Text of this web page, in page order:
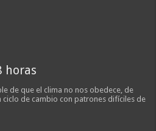
horas
de que el clima no nos obedece, de
ciclo de cambio con patrones difíciles de